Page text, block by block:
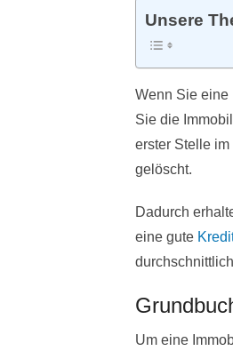
Unsere
Wenn Sie eine
Sie die
erster Stelle
gelöscht.
Dadurch
eine gute
Um eine